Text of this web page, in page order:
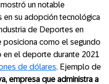
un notable
en su adopción tecnológica
de Deportes en
posiciona como el segundo
en el deporte durante 2021
de dólares. Ejemplo de
empresa que administra a